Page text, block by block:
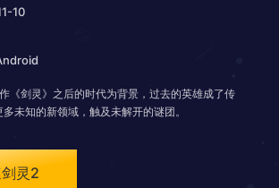
10
《剑灵》之后的时代为背景，过去的英雄成了传
未知的新领域，触及未解开的谜团。
灵2